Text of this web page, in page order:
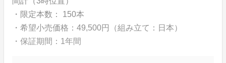
・限定本数： 150本
・希望小売価格：49,500円（組み立て：日本）
・保証期間：1年間